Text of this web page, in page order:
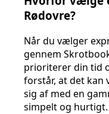
Rødovre?
Når du vælger
gennem
prioriterer din tid
forstår, at det
sig af med en
simpelt og hurtigt.